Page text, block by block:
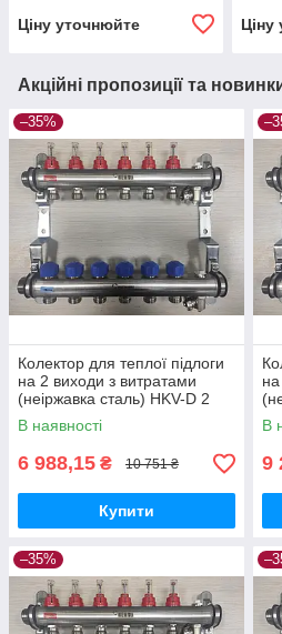
Ціну уточнюйте Ціну
Акційні пропозиції та
–35%
Колектор для теплої підлоги
на 2 виходи з витратами
(неіржавка сталь) HKV-D 2
REHAU
В наявності
6 988,15 ₴ 10 751 ₴
Купити
В
9
–35%